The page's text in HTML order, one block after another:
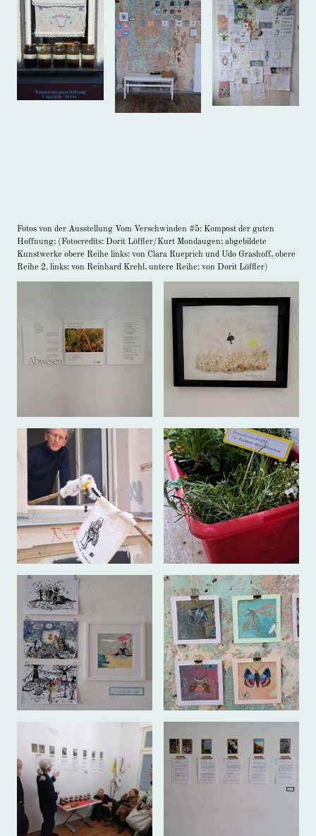
Fotos von der Ausstellung Vom Verschwinden #5: Kompost der guten
Hoffnung; (Fotocredits: Dorit Löffler/Kurt Mondaugen; abgebildete
Kunstwerke obere Reihe links: von Clara Rueprich und Udo Grashoff, obere
Reihe 2. links: von Reinhard Krehl, untere Reihe: von Dorit Löffler)